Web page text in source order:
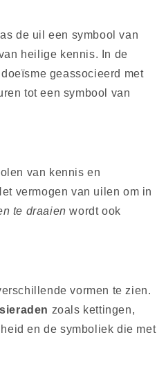
de uil een symbool van
heilige kennis. In de
geassocieerd met
tot een symbool van
van kennis en
vermogen van uilen om in
te draaien wordt ook
vormen te zien.
zoals kettingen,
en de symboliek die met